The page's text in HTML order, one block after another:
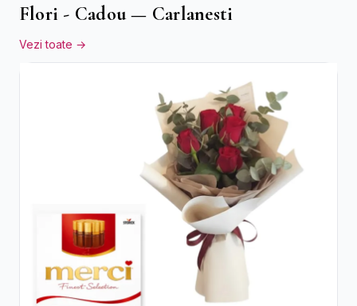
Flori - Cadou — Carlanesti
Vezi toate →